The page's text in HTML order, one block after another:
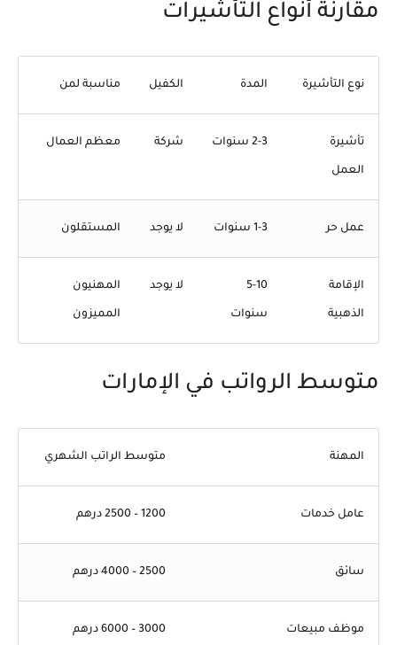
مقارنة أنواع التأشيرات
نوع التأشيرة المدة الكفيل مناسبة لمن
تأشيرة
العمل
2-3 سنوات شركة معظم العمال
عمل حر 1-3 سنوات لا يوجد المستقلون
الإقامة
الذهبية
5-10
سنوات
لا يوجد المهنيون
المميزون
متوسط الرواتب في الإمارات
المهنة متوسط الراتب الشهري
عامل خدمات 1200 – 2500 درهم
سائق 2500 – 4000 درهم
موظف مبيعات 3000 – 6000 درهم